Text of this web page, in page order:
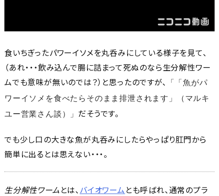
食いちぎったパワーイソメを丸呑みにしている様子を見て、
（あれ・・・飲み込んで腸に詰まって死ぬのなら生分解性ワー
ムでも意味が無いのでは？）と思ったのですが、
「魚がパ
ワーイソメを食べたらそのまま排泄されます」（マルキ
ユー営業さん談）
だそうです。
でも少し口の大きな魚が丸呑みにしたらやっぱり肛門から
簡単に出るとは思えない・・・。
生分解性ワーム とは、バイオワーム とも呼ばれ、通常のプラ